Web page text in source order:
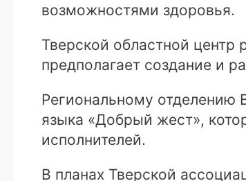
возможностями здоровья.
Тверской областной центр
предполагает создание и
Региональному отделению
языка «Добрый жест»,
исполнителей.
В планах Тверской